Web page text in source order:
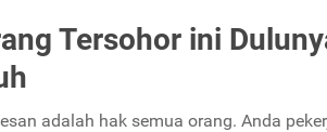
Tersohor ini
adalah hak semua orang. Anda